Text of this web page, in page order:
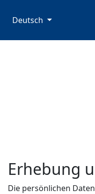
Deutsch
Erhebung
Die persönlichen